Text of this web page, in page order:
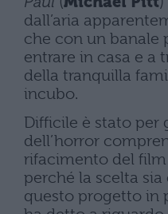
dall’aria
che con un banale
entrare in casa e a
della tranquilla
incubo.
Difficile è stato per
dell’horror
rifacimento del
perché la scelta
questo progetto in